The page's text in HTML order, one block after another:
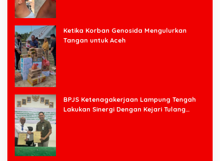
Ketika Korban Genosida Mengulurkan
Tangan untuk Aceh
BPJS Ketenagakerjaan Lampung Tengah
Lakukan Sinergi Dengan Kejari Tulang